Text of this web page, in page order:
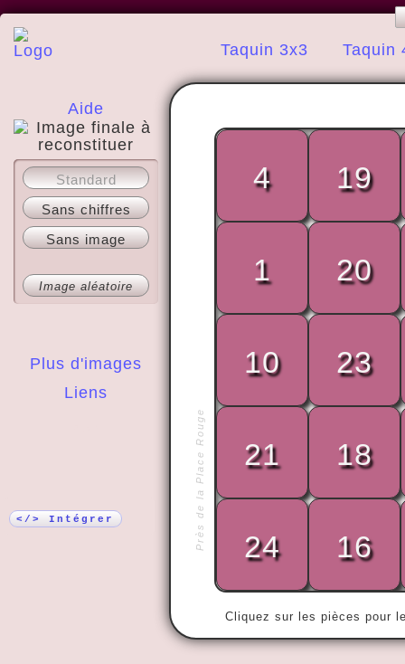
Taquin 3x3 Taquin
Aide
A propos
Plus d'images
Liens
Standard
Sans chiffres
Sans image
Image aléatoire
</> Intégrer Près de la Place Rouge
Cliquez sur les pièces pour
« Il y a
pas. »
4 19
1 20
10 23
21 18
24 16